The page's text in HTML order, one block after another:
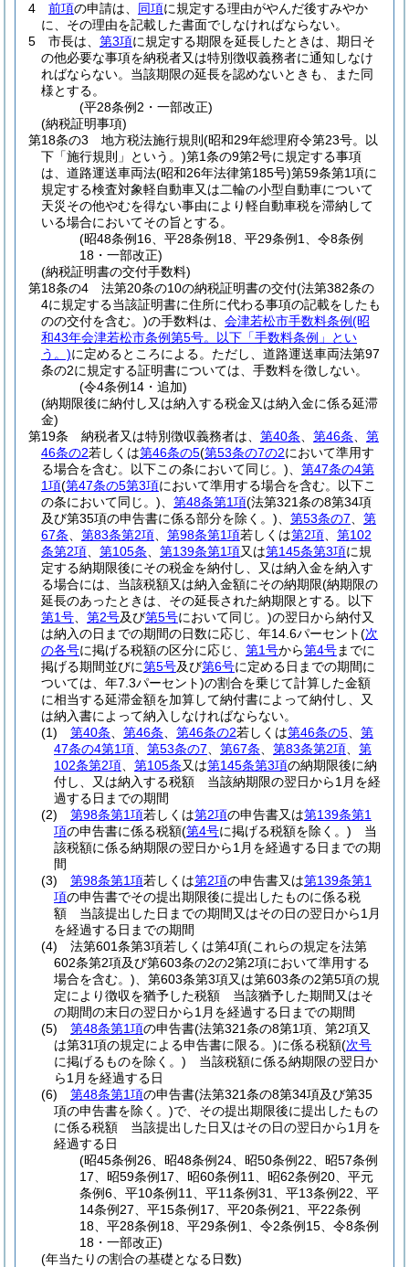
4
前項の申請は、 同項に規定する理由がやんだ後すみやか
に、その理由を記載した書面でしなければならない。
5
市長は、 第3項に規定する期限を延長したときは、期日そ
の他必要な事項を納税者又は特別徴収義務者に通知しなけ
ればならない。 当該期限の延長を認めないときも、また同
様とする。
(平28条例2・一部改正)
(納税証明事項)
第18条の3
地方税法施行規則 (昭和29年総理府令第23号。以
下「施行規則」という。)第1条の9第2号に規定する事項
は、道路運送車両法(昭和26年法律第185号)第59条第1項に
規定する検査対象軽自動車又は二輪の小型自動車について
天災その他やむを得ない事由により軽自動車税を滞納して
いる場合においてその旨とする。
(昭48条例16、平28条例18、平29条例1、令8条例
18・一部改正)
(納税証明書の交付手数料)
第18条の4
法第20条の10の納税証明書の交付(法第382条の
4に規定する当該証明書に住所に代わる事項の記載をしたも
のの交付を含む。)の手数料は、 会津若松市手数料条例(昭
和43年会津若松市条例第5号。以下「手数料条例」とい
う。)に定めるところによる。 ただし、道路運送車両法第97
条の2に規定する証明書については、手数料を徴しない。
(令4条例14・追加)
(納期限後に納付し又は納入する税金又は納入金に係る延滞
金)
第19条
納税者又は特別徴収義務者は、 第40条 第46条
第
46条の2若しくは第46条の5(第53条の7の2において準用す
る場合を含む。以下この条において同じ。)
第47条の4第
1項(第47条の5第3項において準用する場合を含む。以下こ
の条において同じ。)
第48条第1項(法第321条の8第34項
及び第35項の申告書に係る部分を除く。)
第53条の7
第
67条
第83条第2項 第98条第1項若しくは第2項
第102
条第2項
第105条 第139条第1項又は第145条第3項に規
定する納期限後にその税金を納付し、又は納入金を納入す
る場合には、当該税額又は納入金額にその納期限(納期限の
延長のあったときは、その延長された納期限とする。以下
第1号
第2号及び第5号において同じ。)の翌日から納付又
は納入の日までの期間の日数に応じ、年14.6パーセント(次
の各号に掲げる税額の区分に応じ、 第1号から第4号までに
掲げる期間並びに第5号及び第6号に定める日までの期間に
ついては、年7.3パーセント)の割合を乗じて計算した金額
に相当する延滞金額を加算して納付書によって納付し、又
は納入書によって納入しなければならない。
(1)
第40条 第46条 第46条の2若しくは第46条の5
第
47条の4第1項
第53条の7 第67条 第83条第2項
第
102条第2項
第105条又は第145条第3項の納期限後に納
付し、又は納入する税額 当該納期限の翌日から1月を経
過する日までの期間
(2)
第98条第1項若しくは第2項の申告書又は第139条第1
項の申告書に係る税額(第4号に掲げる税額を除く。) 当
該税額に係る納期限の翌日から1月を経過する日までの期
間
(3)
第98条第1項若しくは第2項の申告書又は第139条第1
項の申告書でその提出期限後に提出したものに係る税
額 当該提出した日までの期間又はその日の翌日から1月
を経過する日までの期間
(4)
法第601条第3項若しくは第4項(これらの規定を法第
602条第2項及び第603条の2の2第2項において準用する
場合を含む。) 、第603条第3項又は第603条の2第5項の規
定により徴収を猶予した税額 当該猶予した期間又はそ
の期間の末日の翌日から1月を経過する日までの期間
(5)
第48条第1項の申告書(法第321条の8第1項、第2項又
は第31項の規定による申告書に限る。)に係る税額(次号
に掲げるものを除く。) 当該税額に係る納期限の翌日か
ら1月を経過する日
(6)
第48条第1項の申告書(法第321条の8第34項及び第35
項の申告書を除く。)で、その提出期限後に提出したもの
に係る税額 当該提出した日又はその日の翌日から1月を
経過する日
(昭45条例26、昭48条例24、昭50条例22、昭57条例
17、昭59条例17、昭60条例11、昭62条例20、平元
条例6、平10条例11、平11条例31、平13条例22、平
14条例27、平15条例17、平20条例21、平22条例
18、平28条例18、平29条例1、令2条例15、令8条例
18・一部改正)
(年当たりの割合の基礎となる日数)